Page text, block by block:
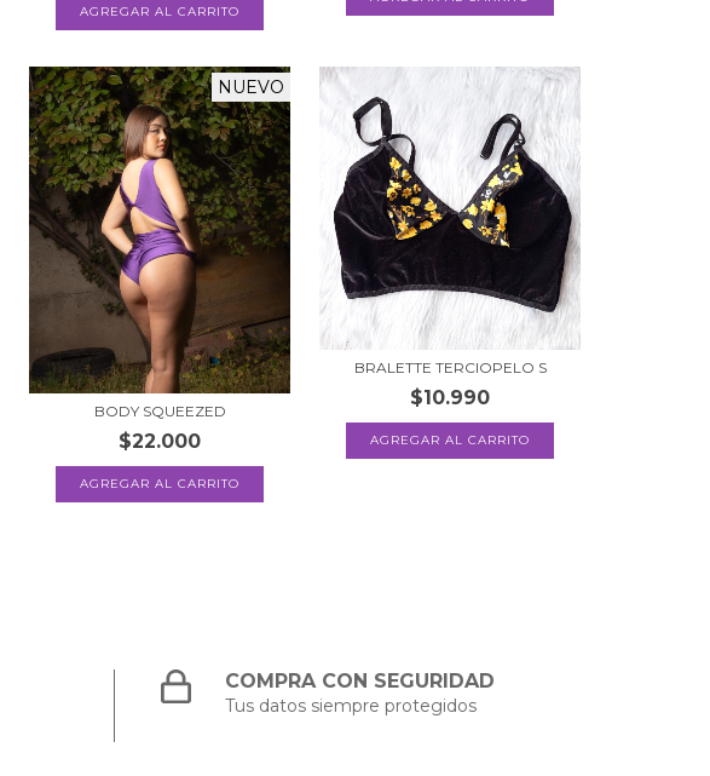
AGREGAR AL CARRITO
NUEVO
BODY SQUEEZED
$22.000
AGREGAR AL CARRITO
BRALETTE TERCIOPELO S
$10.990
COMPRA CON SEGURIDAD
Tus datos siempre protegidos